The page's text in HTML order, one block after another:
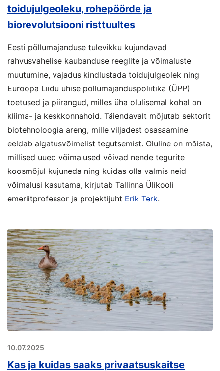
toidujulgeoleku, rohepöörde ja
biorevolutsiooni risttuultes
Eesti põllumajanduse tulevikku kujundavad
rahvusvahelise kaubanduse reeglite ja võimaluste
muutumine, vajadus kindlustada toidujulgeolek ning
Euroopa Liidu ühise põllumajanduspoliitika (ÜPP)
toetused ja piirangud, milles üha olulisemal kohal on
kliima- ja keskkonnahoid. Täiendavalt mõjutab sektorit
biotehnoloogia areng, mille viljadest osasaamine
eeldab algatusvõimelist tegutsemist. Oluline on mõista,
millised uued võimalused võivad nende tegurite
koosmõjul kujuneda ning kuidas olla valmis neid
võimalusi kasutama, kirjutab Tallinna Ülikooli
emeriitprofessor ja projektijuht Erik Terk.
10.07.2025
Kas ja kuidas saaks privaatsuskaitse